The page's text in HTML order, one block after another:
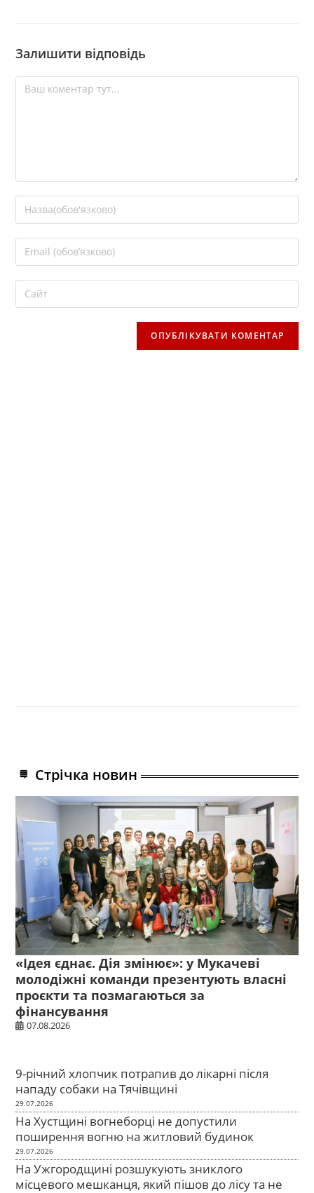
Залишити відповідь
Стрічка новин
«Ідея єднає. Дія змінює»: у Мукачеві
молодіжні команди презентують власні
проєкти та позмагаються за
фінансування
07.08.2026
9-річний хлопчик потрапив до лікарні після
нападу собаки на Тячівщині
29.07.2026
На Хустщині вогнеборці не допустили
поширення вогню на житловий будинок
29.07.2026
На Ужгородщині розшукують зниклого
місцевого мешканця, який пішов до лісу та не